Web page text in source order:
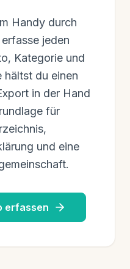
Handy durch
jeden
Kategorie und
hältst du einen
in der Hand
für
und eine
erfassen